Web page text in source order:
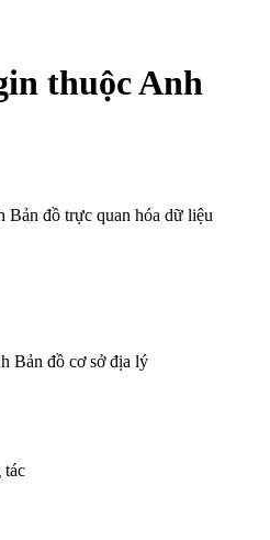
thuộc Anh
Bản đồ trực quan hóa dữ liệu
Bản đồ cơ sở địa lý
tác